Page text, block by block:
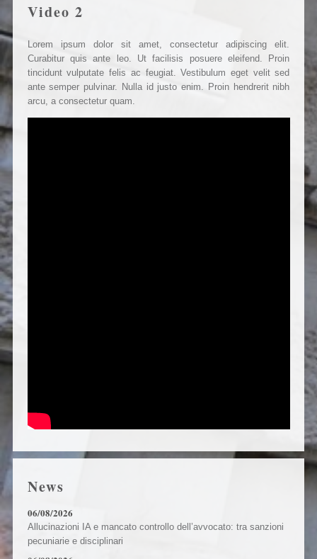
Video 2
Lorem ipsum dolor sit amet, consectetur adipiscing elit.
Curabitur quis ante leo. Ut facilisis posuere eleifend. Proin
tincidunt vulputate felis ac feugiat. Vestibulum eget velit sed
ante semper pulvinar. Nulla id justo enim. Proin hendrerit nibh
arcu, a consectetur quam.
News
06/08/2026
Allucinazioni IA e mancato controllo dell’avvocato: tra sanzioni
pecuniarie e disciplinari